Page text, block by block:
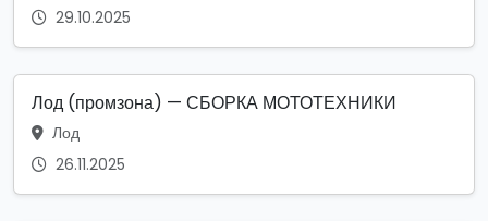
29.10.2025
Лод (промзона) — СБОРКА МОТОТЕХНИКИ
Лод
26.11.2025